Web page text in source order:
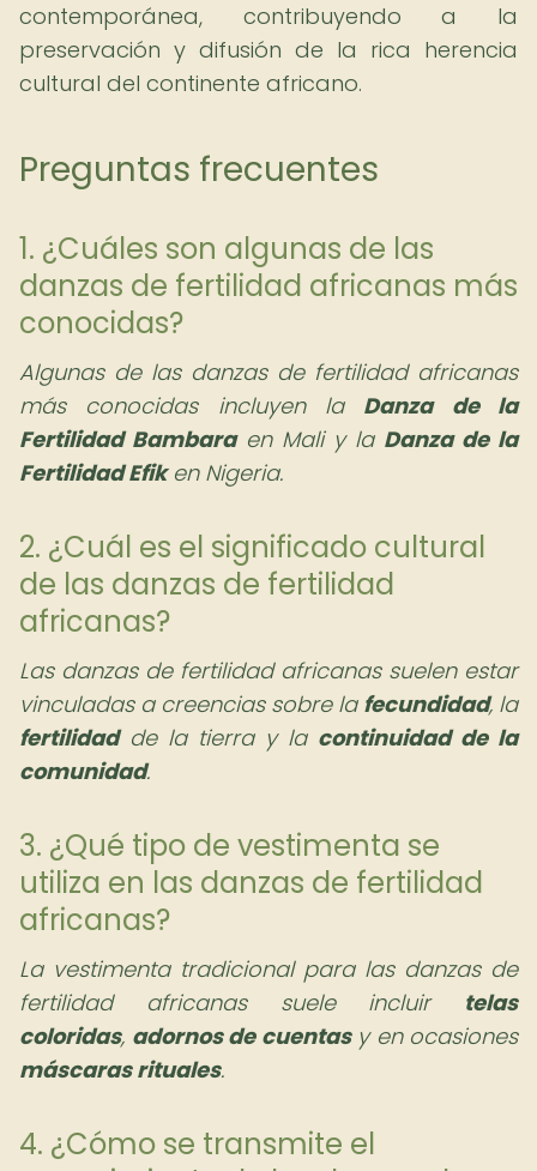
contemporánea, contribuyendo a la
preservación y difusión de la rica herencia
cultural del continente africano.
Preguntas frecuentes
1. ¿Cuáles son algunas de las
danzas de fertilidad africanas más
conocidas?
Algunas de las danzas de fertilidad africanas
más conocidas incluyen la Danza de la
Fertilidad Bambaraen Mali y la Danza de la
Fertilidad Efiken Nigeria.
2. ¿Cuál es el significado cultural
de las danzas de fertilidad
africanas?
Las danzas de fertilidad africanas suelen estar
vinculadas a creencias sobre la fecundidad, la
fertilidadde la tierra y la continuidad de la
comunidad.
3. ¿Qué tipo de vestimenta se
utiliza en las danzas de fertilidad
africanas?
La vestimenta tradicional para las danzas de
fertilidad africanas suele incluir telas
coloridas, adornos de cuentasy en ocasiones
máscaras rituales.
4. ¿Cómo se transmite el